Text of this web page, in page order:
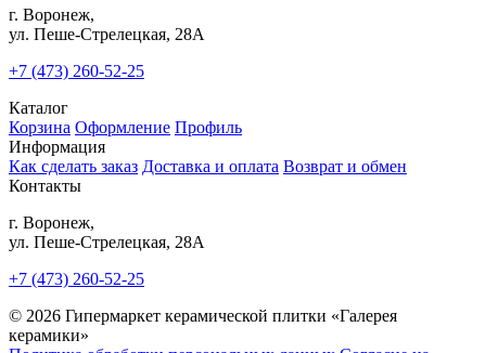
г. Воронеж,
ул. Пеше-Cтрелецкая, 28А
+7 (473) 260-52-25
Каталог
Корзина Оформление Профиль
Информация
Как сделать заказ Доставка и оплата Возврат и обмен
Контакты
г. Воронеж,
ул. Пеше-Cтрелецкая, 28А
+7 (473) 260-52-25
© 2026 Гипермаркет керамической плитки «Галерея
керамики»